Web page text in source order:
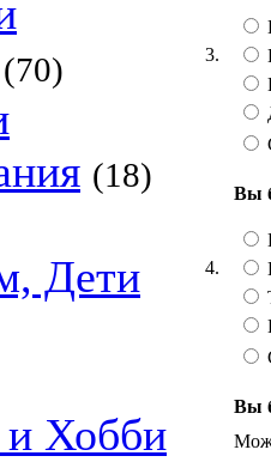
(70)
(18)
Дети
и Хобби
3.
4.
Вы
Вы